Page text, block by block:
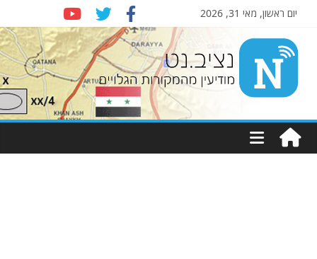
יום ראשון, מאי 31, 2026
Nziv.net
מודיעין
מהמקורות